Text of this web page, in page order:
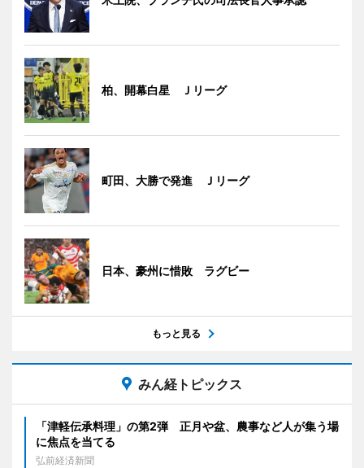
柏、開幕白星 Ｊリーグ
町田、大勝で発進 Ｊリーグ
日本、豪州に惜敗 ラグビー
もっと見る
みん経トピックス
「津軽伝承料理」の第2弾 正月や盆、農事など人が集う場
に焦点を当てる
弘前経済新聞